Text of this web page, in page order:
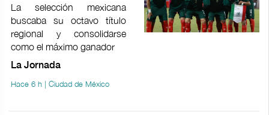
La selección mexicana
buscaba su octavo título
regional y consolidarse
como el máximo ganador
La Jornada
Hace 6 h | Ciudad de México